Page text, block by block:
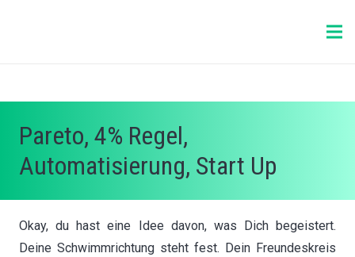
Pareto, 4% Regel,
Automatisierung, Start Up
Okay, du hast eine Idee davon, was Dich begeistert.
Deine Schwimmrichtung steht fest. Dein Freundeskreis